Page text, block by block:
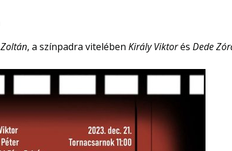
Zoltán, a színpadra vitelébenKirály ViktorésDede